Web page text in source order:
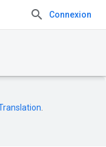
Connexion